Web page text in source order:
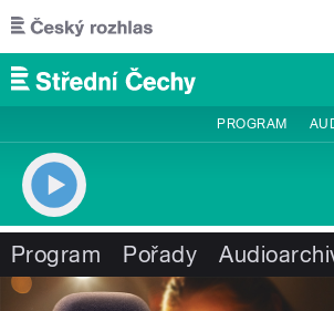
Přejít k hlavnímu obsahu
PROGRAM
Program Pořady